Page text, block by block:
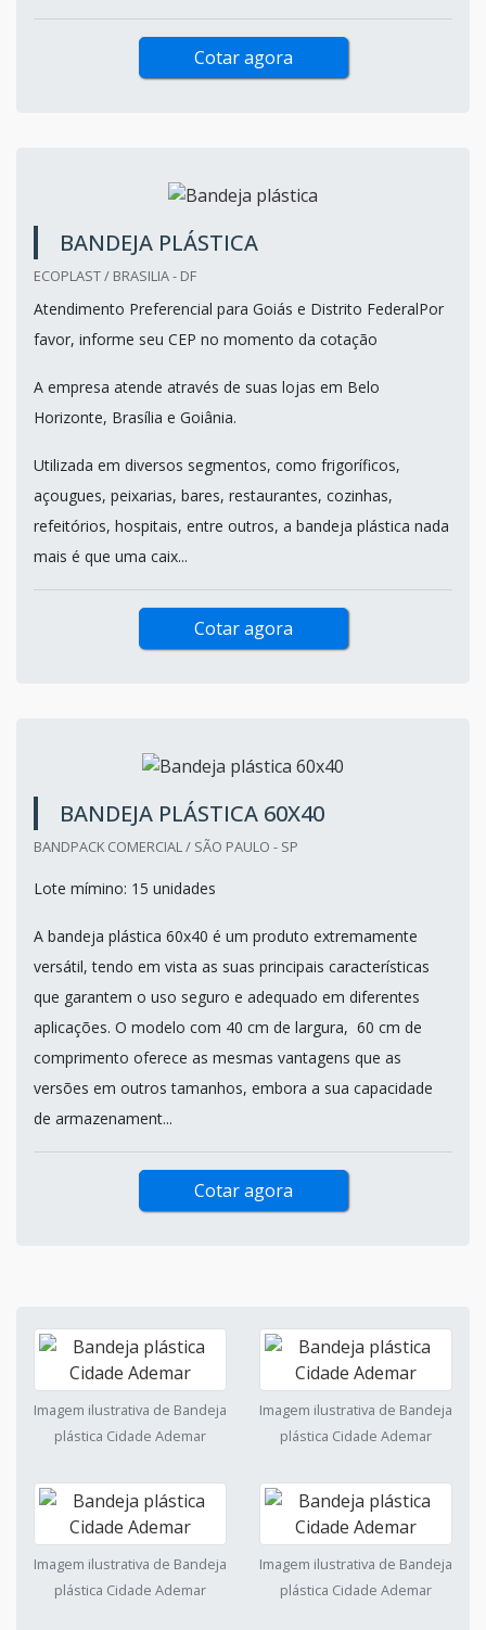
Cotar agora
BANDEJA PLÁSTICA
ECOPLAST / BRASILIA - DF
Atendimento Preferencial para Goiás e Distrito FederalPor
A empresa atende através de suas lojas em Belo
Horizonte, Brasília e Goiânia.
Utilizada em diversos segmentos, como frigoríficos,
refeitórios, hospitais, entre outros, a bandeja plástica nada
BANDPACK COMERCIAL / SÃO PAULO - SP
Lote mímino: 15 unidades
A bandeja plástica 60x40 é um produto extremamente
versátil, tendo em vista as suas principais características
que garantem o uso seguro e adequado em diferentes
aplicações. O modelo com 40 cm de largura, 60 cm de
versões em outros tamanhos, embora a sua capacidade
Imagem ilustrativa de Bandeja
plástica Cidade Ademar
Imagem ilustrativa de Bandeja
plástica Cidade Ademar